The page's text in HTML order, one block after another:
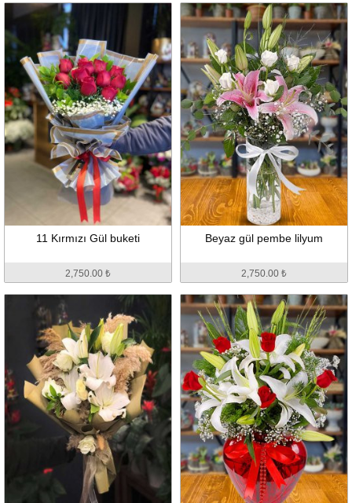
11 Kırmızı Gül buketi
2,750.00 ₺
Beyaz gül pembe lilyum
2,750.00 ₺